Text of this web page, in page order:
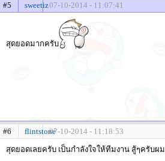
#5 sweetiz07-10-2014 - 11:07:41
สุดยอดมากครับ
#6 flintstone07-10-2014 - 11:18:53
สุดยอดเลยครับ เป็นกำลังใจให้ทีมงาน สู้ๆครับผม